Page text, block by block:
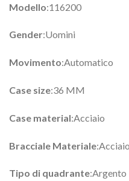
Modello:116200
Gender:Uomini
Movimento:Automatico
Case size:36 MM
Case material:Acciaio
Bracciale Materiale
Tipo di quadrante:Argento